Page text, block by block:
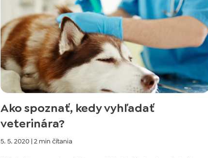
Ako spoznať, kedy vyhľadať
veterinára?
5. 5. 2020 | 2 min čítania